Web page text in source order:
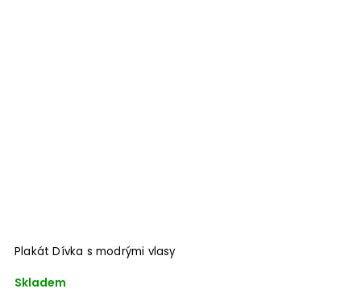
Plakát Dívka s modrými vlasy
Skladem